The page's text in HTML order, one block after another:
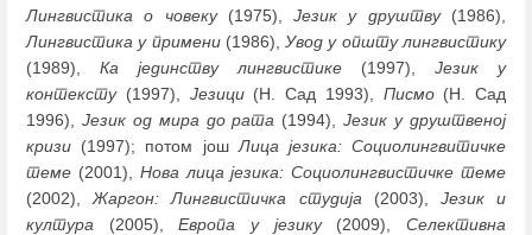
Лингвистика о човеку(1975),Језик у друштву(1986),
Лингвистика у примени(1986),Увод у општу лингвистику
(1989), Ка јединству лингвистике (1997), Језик у
контексту(1997), Језици(Н. Сад 1993), Писмо(Н. Сад
1996), Језик од мира до рата (1994),Језик у друштвеној
кризи (1997); потом још Лица језика: Социолингвитичке
теме (2001), Нова лица језика: Социолингвистичке теме
(2002),Жаргон: Лингвистичка студија (2003), Језик и
култура (2005),Европа у језику(2009),Селективна